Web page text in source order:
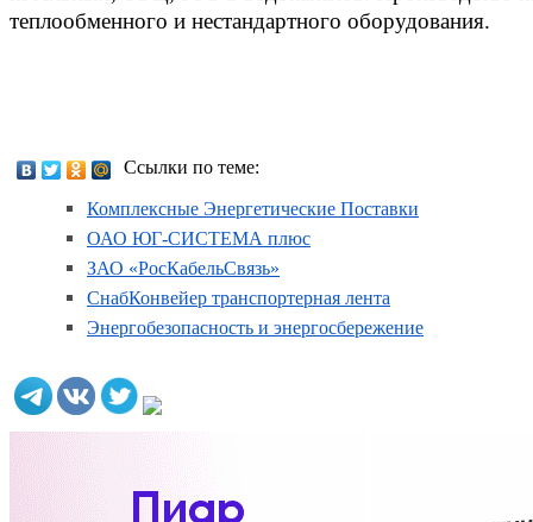
теплообменного и нестандартного оборудования.
Ссылки по теме:
Комплексные Энергетические Поставки
ОАО ЮГ-СИСТЕМА плюс
ЗАО «РосКабельСвязь»
СнабКонвейер транспортерная лента
Энергобезопасность и энергосбережение